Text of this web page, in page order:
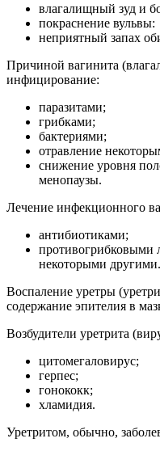
влагалищный зуд и
покраснение вульвы:
неприятный запах
Причиной вагинита
инфицирование:
паразитами;
грибками;
бактериями;
отравление
снижение уровня
менопаузы.
Лечение инфекционного
антибиотиками;
противогрибковыми
некоторыми другими.
Воспаление уретры
содержание эпителия в
Возбудители уретрита
цитомегаловирус;
герпес;
гонококк;
хламидия.
Уретритом, обычно,